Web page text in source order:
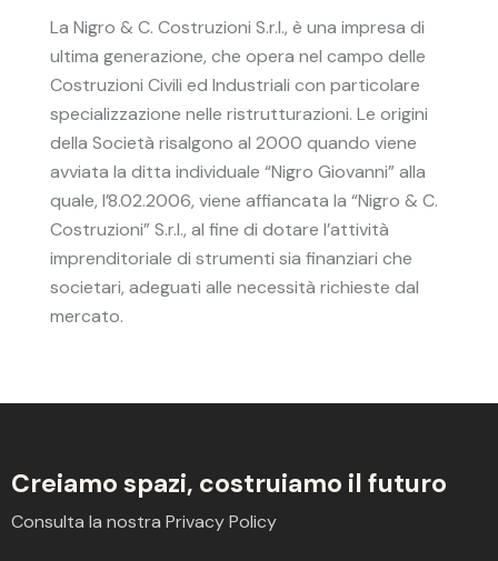
La Nigro & C. Costruzioni S.r.l., è una impresa di
ultima generazione, che opera nel campo delle
Costruzioni Civili ed Industriali con particolare
specializzazione nelle ristrutturazioni. Le origini
della Società risalgono al 2000 quando viene
avviata la ditta individuale “Nigro Giovanni” alla
quale, l’8.02.2006, viene affiancata la “Nigro & C.
Costruzioni” S.r.l., al fine di dotare l’attività
imprenditoriale di strumenti sia finanziari che
societari, adeguati alle necessità richieste dal
mercato.
Creiamo spazi, costruiamo il futuro
Consulta la nostra Privacy Policy